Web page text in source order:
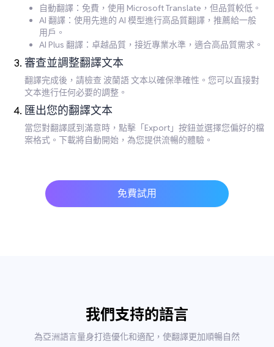
自動翻譯：免費，使用 Microsoft Translate，但品質較低。
AI 翻譯：使用先進的 AI 模型進行高品質翻譯，推薦給一般
用戶。
AI Plus 翻譯：卓越品質，接近專業水準，適合高品質需求。
審查並調整翻譯文本
翻譯完成後，請檢查 波蘭語 文本以確保準確性。您可以直接對
文本進行任何必要的調整。
匯出您的翻譯文本
當您對翻譯感到滿意時，點擊「Export」按鈕並選擇您偏好的檔
案格式。下載將自動開始，為您提供流暢的體驗。
免費試用
我們支持的語言
為亞洲語言量身打造優化和適配，使翻譯更加順暢自然